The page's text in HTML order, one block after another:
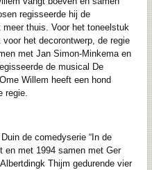
regisseerde hij de
thuis. Voor het toneelstuk
het decorontwerp, de regie
met Jan Simon-Minkema en
de musical De
Willem heeft een hond
regie.
de comedyserie “In de
en met 1994 samen met Ger
Thijm gedurende vier